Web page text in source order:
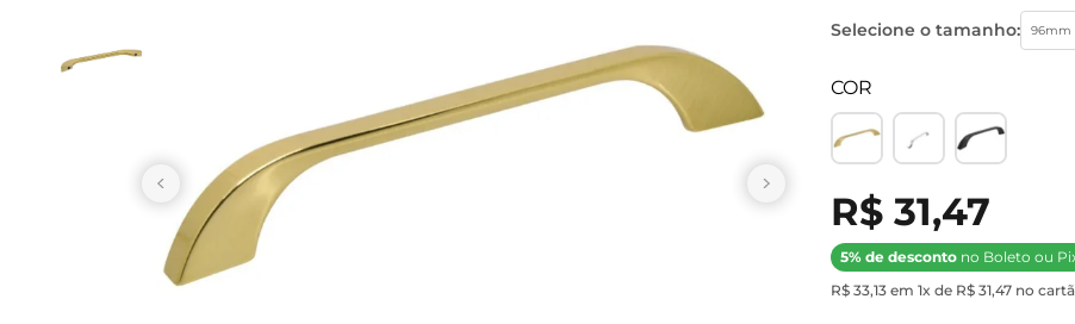
Selecione o tamanho: 96mm
COR
R$ 31,47
5% de descontono Boleto ou
R$ 33,13 em 1x de R$ 31,47 no